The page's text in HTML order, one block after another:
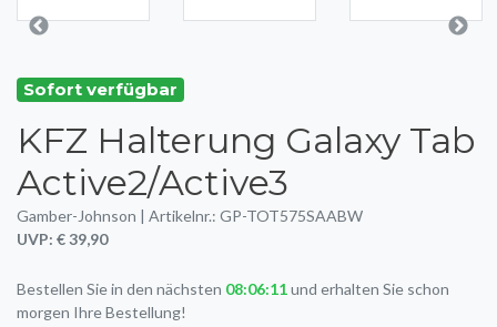
Sofort verfügbar
KFZ Halterung Galaxy Tab
Active2/Active3
Gamber-Johnson | Artikelnr.: GP-TOT575SAABW
UVP: € 39,90
Bestellen Sie in den nächsten 08:06:11und erhalten Sie schon
morgen Ihre Bestellung!